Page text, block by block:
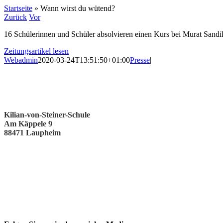
Startseite » Wann wirst du wütend?
Zurück Vor
16 Schülerinnen und Schüler absolvieren einen Kurs bei Murat
Zeitungsartikel lesen
Webadmin2020-03-24T13:51:50+01:00Presse|
Kilian-von-Steiner-Schule
Am Käppele 9
88471 Laupheim